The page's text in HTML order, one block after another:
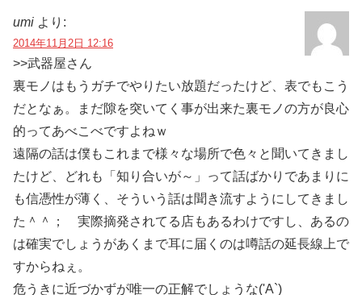
umi より:
2014年11月2日 12:16
>>武器屋さん
裏モノはもうガチでやりたい放題だったけど、表でもこう
だとなぁ。まだ隙を突いてく事が出来た裏モノの方が良心
的ってあべこべですよねｗ
遠隔の話は僕もこれまで様々な場所で色々と聞いてきまし
たけど、どれも「知り合いが～」って話ばかりであまりに
も信憑性が薄く、そういう話は聞き流すようにしてきまし
た＾＾； 実際摘発されてる店もあるわけですし、あるの
は確実でしょうがあくまで耳に届くのは噂話の延長線上で
すからねぇ。
危うきに近づかずが唯一の正解でしょうな('A`)